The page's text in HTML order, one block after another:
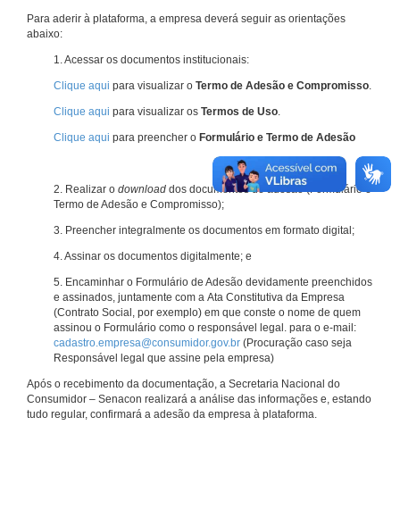
Para aderir à plataforma, a empresa deverá seguir as orientações
abaixo:
1. Acessar os documentos institucionais:
Clique aqui para visualizar o Termo de Adesão e Compromisso.
Clique aqui para visualizar os Termos de Uso.
Clique aqui para preencher o Formulário e Termo de Adesão
2. Realizar o download dos documentos de adesão (Formulário e
Termo de Adesão e Compromisso);
3. Preencher integralmente os documentos em formato digital;
4. Assinar os documentos digitalmente; e
5. Encaminhar o Formulário de Adesão devidamente preenchidos
e assinados, juntamente com a Ata Constitutiva da Empresa
(Contrato Social, por exemplo) em que conste o nome de quem
assinou o Formulário como o responsável legal. para o e-mail:
cadastro.empresa@consumidor.gov.br (Procuração caso seja
Responsável legal que assine pela empresa)
Após o recebimento da documentação, a Secretaria Nacional do
Consumidor – Senacon realizará a análise das informações e, estando
tudo regular, confirmará a adesão da empresa à plataforma.